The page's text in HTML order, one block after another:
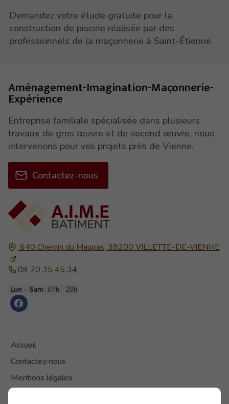
Demandez votre étude gratuite pour la
construction de piscine réalisée par des
professionnels de la maçonnerie à Saint-Étienne.
640 Chemin du Maupas, 38200 VILLETTE-DE-VIENNE
09 70 35 45 34
Lun - Sam : 07h - 20h
Accueil
Contactez-nous
Mentions légales
Aménagement-Imagination-Maçonnerie-
Expérience
Entreprise familiale spécialisée dans plusieurs
travaux de gros œuvre et de second œuvre, nous
intervenons pour vos projets près de Vienne.
Contactez-nous